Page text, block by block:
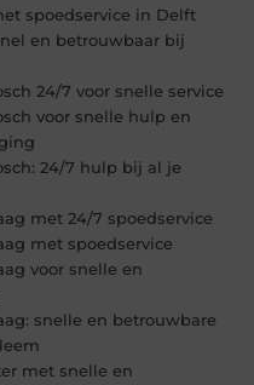
spoedservice in Delft
en betrouwbaar bij
24/7 voor snelle service
voor snelle hulp en
24/7 hulp bij al je
met 24/7 spoedservice
met spoedservice
voor snelle en
snelle en betrouwbare
met snelle en